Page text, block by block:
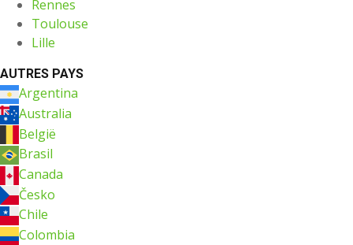
Rennes
Toulouse
Lille
AUTRES PAYS
Argentina
Australia
België
Brasil
Canada
Česko
Chile
Colombia